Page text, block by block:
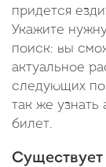
придется
Укажите
поиск: вы
актуальное
следующих
так же узнать
билет.